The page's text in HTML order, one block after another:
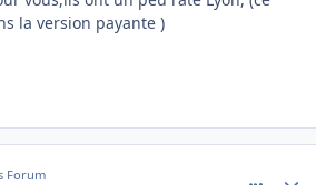
la version payante )
Forum